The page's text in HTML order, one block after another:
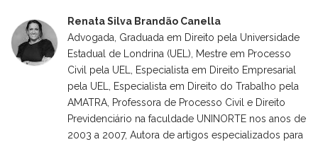
Renata Silva Brandão Canella
Advogada, Graduada em Direito pela Universidade
Estadual de Londrina (UEL), Mestre em Processo
Civil pela UEL, Especialista em Direito Empresarial
pela UEL, Especialista em Direito do Trabalho pela
AMATRA, Professora de Processo Civil e Direito
Previdenciário na faculdade UNINORTE nos anos de
2003 a 2007, Autora de artigos especializados para